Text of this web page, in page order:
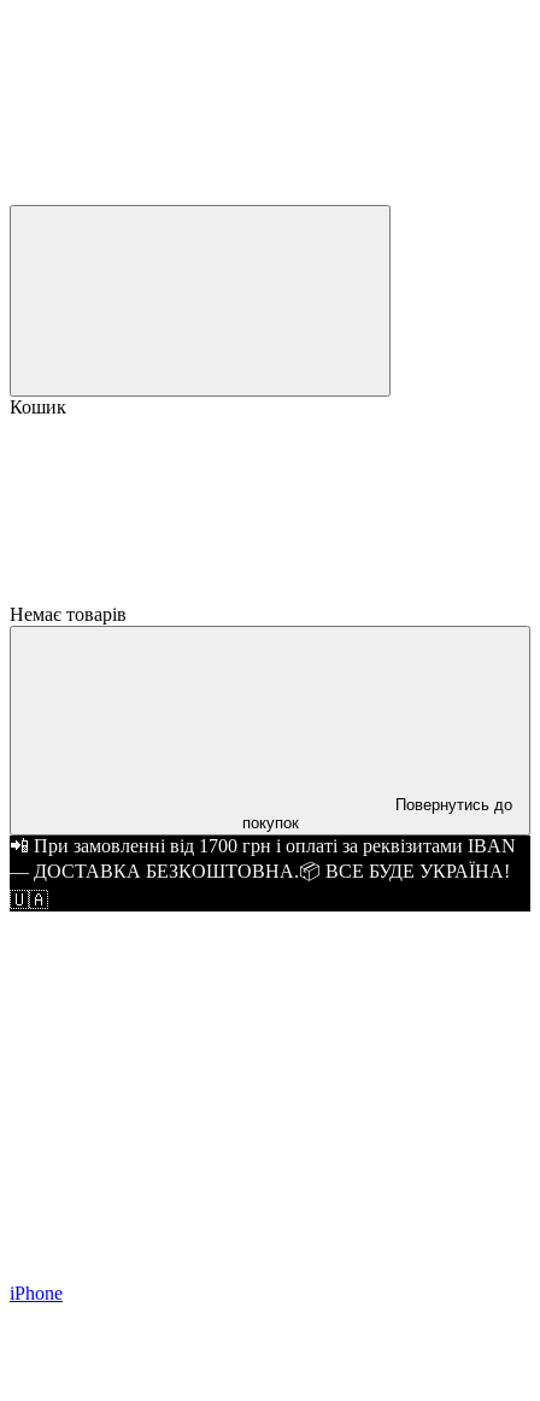
Кошик
Немає товарів
Повернутись до
покупок
📲 При замовленні від 1700 грн і оплаті за реквізитами IBAN
— ДОСТАВКА БЕЗКОШТОВНА.📦 ВСЕ БУДЕ УКРАЇНА!
🇺🇦
iPhone